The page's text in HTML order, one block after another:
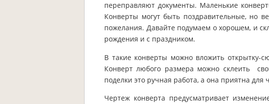
переправляют документы. Маленькие
Конверты могут быть поздравительные, но
пожелания. Давайте подумаем о хорошем, и
рождения и с праздником.
В такие конверты можно вложить открытку-
Конверт любого размера можно склеить
поделки это ручная работа, а она приятна для
Чертеж конверта предусматривает